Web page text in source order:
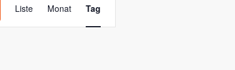
Ansichten-
Liste Monat Tag